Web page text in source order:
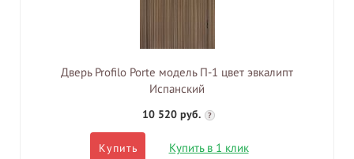
Дверь Profilo Porte модель П-1 цвет эвкалипт
Испанский
10 520 руб. ?
Купить Купить в 1 клик